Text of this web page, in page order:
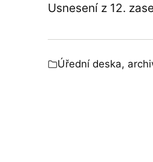
Usnesení z 12.
Zařazeno v:
Úřední deska,